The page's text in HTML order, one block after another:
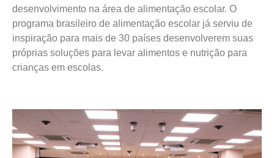
desenvolvimento na área de alimentação escolar. O
programa brasileiro de alimentação escolar já serviu de
inspiração para mais de 30 países desenvolverem suas
próprias soluções para levar alimentos e nutrição para
crianças em escolas.